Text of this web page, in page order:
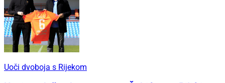
Uoči dvoboja s Rijekom